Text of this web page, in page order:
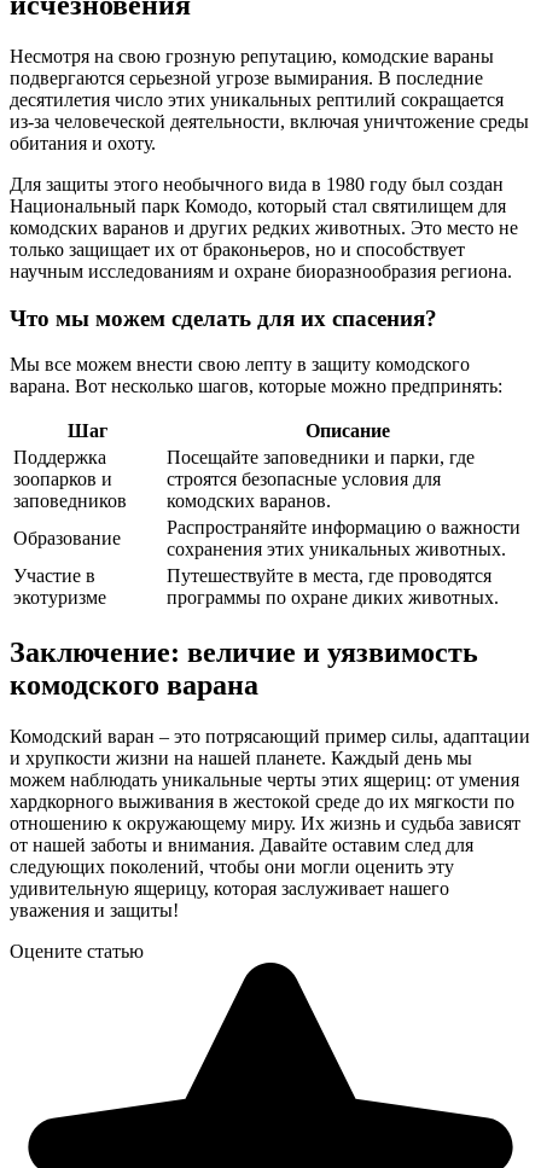
Несмотря на свою грозную репутацию, комодские вараны
подвергаются серьезной угрозе вымирания. В последние
десятилетия число этих уникальных рептилий сокращается
из-за человеческой деятельности, включая уничтожение среды
обитания и охоту.
Для защиты этого необычного вида в 1980 году был создан
Национальный парк Комодо, который стал святилищем для
комодских варанов и других редких животных. Это место не
только защищает их от браконьеров, но и способствует
научным исследованиям и охране биоразнообразия региона.
Что мы можем сделать для их спасения?
Мы все можем внести свою лепту в защиту комодского
варана. Вот несколько шагов, которые можно предпринять:
Шаг
Описание
Поддержка
зоопарков и
заповедников
Посещайте заповедники и парки, где
строятся безопасные условия для
комодских варанов.
Образование
Распространяйте информацию о важности
сохранения этих уникальных животных.
Участие в
экотуризме
Путешествуйте в места, где проводятся
программы по охране диких животных.
Заключение: величие и уязвимость
комодского варана
Комодский варан – это потрясающий пример силы, адаптации
и хрупкости жизни на нашей планете. Каждый день мы
можем наблюдать уникальные черты этих ящериц: от умения
хардкорного выживания в жестокой среде до их мягкости по
отношению к окружающему миру. Их жизнь и судьба зависят
от нашей заботы и внимания. Давайте оставим след для
следующих поколений, чтобы они могли оценить эту
удивительную ящерицу, которая заслуживает нашего
уважения и защиты!
Оцените статью